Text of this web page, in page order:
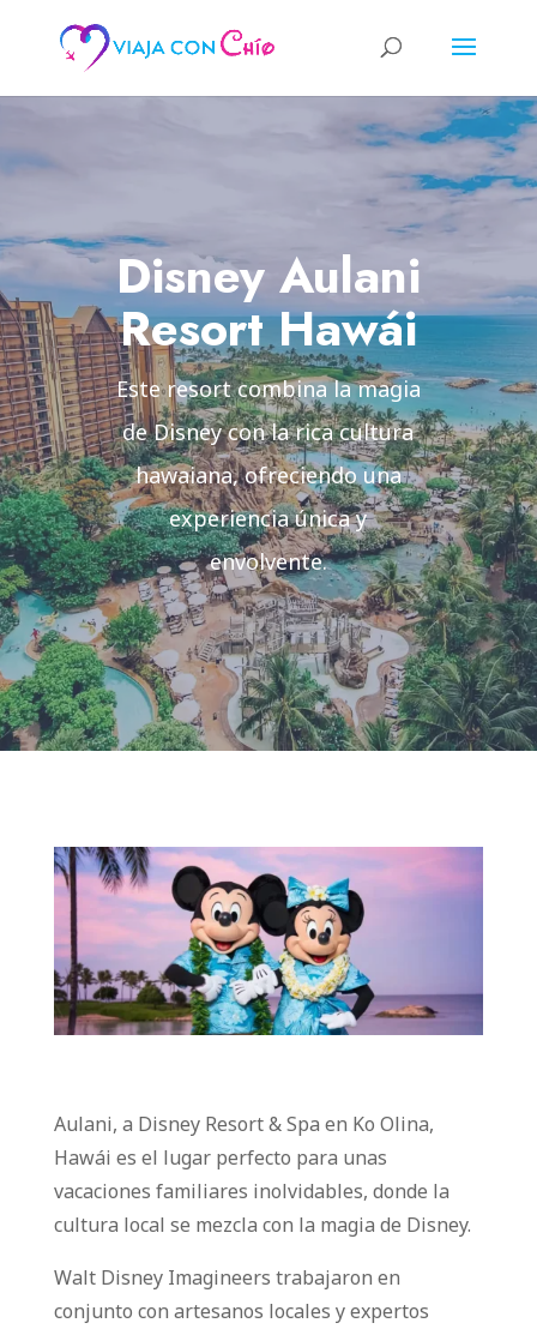
Disney Aulani
Resort Hawái
Este resort combina la magia
de Disney con la rica cultura
hawaiana, ofreciendo una
experiencia única y
envolvente.
Aulani, a Disney Resort & Spa en Ko Olina,
Hawái es el lugar perfecto para unas
vacaciones familiares inolvidables, donde la
cultura local se mezcla con la magia de Disney.
Walt Disney Imagineers trabajaron en
conjunto con artesanos locales y expertos